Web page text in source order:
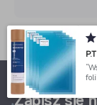
Zapisz się